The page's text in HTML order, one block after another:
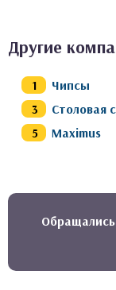
Другие
Чипсы
Столовая
Maximus